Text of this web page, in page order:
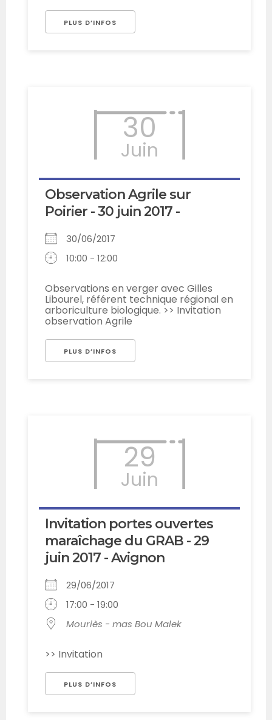
PLUS D’INFOS
30
Juin
Observation Agrile sur
Poirier - 30 juin 2017 -
30/06/2017
10:00 - 12:00
Observations en verger avec Gilles
Libourel, référent technique régional en
arboriculture biologique. >> Invitation
observation Agrile
PLUS D’INFOS
29
Juin
Invitation portes ouvertes
maraîchage du GRAB - 29
juin 2017 - Avignon
29/06/2017
17:00 - 19:00
Mouriès - mas Bou Malek
>> Invitation
PLUS D’INFOS